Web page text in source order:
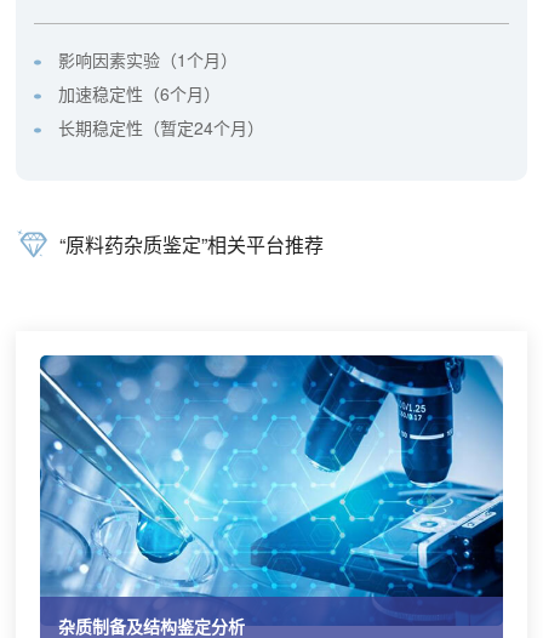
影响因素实验（1个月）
加速稳定性（6个月）
长期稳定性（暂定24个月）
“原料药杂质鉴定”相关平台推荐
杂质制备及结构鉴定分析